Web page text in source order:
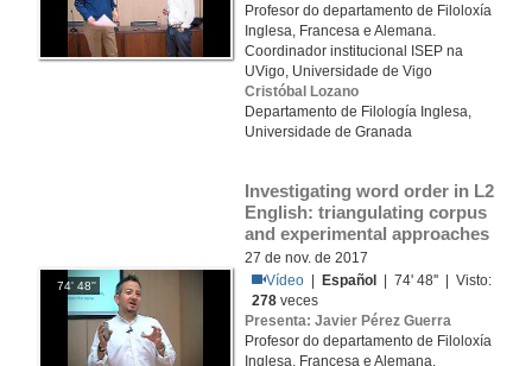
Profesor do departamento de Filoloxía
Inglesa, Francesa e Alemana.
Coordinador institucional ISEP na
UVigo, Universidade de Vigo
Cristóbal Lozano
Departamento de Filología Inglesa,
Universidade de Granada
74' 48''
Investigating word order in L2
English: triangulating corpus
and experimental approaches
27 de nov. de 2017
Vídeo
Español
| 74' 48'' | Visto:
278 veces
Presenta: Javier Pérez Guerra
Profesor do departamento de Filoloxía
Inglesa, Francesa e Alemana.